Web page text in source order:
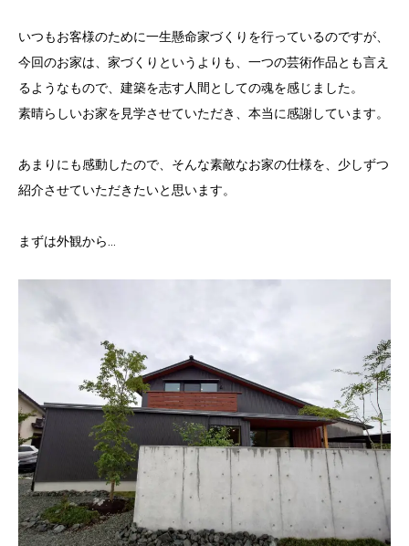
いつもお客様のために一生懸命家づくりを行っているのですが、
今回のお家は、家づくりというよりも、一つの芸術作品とも言え
るようなもので、建築を志す人間としての魂を感じました。
素晴らしいお家を見学させていただき、本当に感謝しています。
あまりにも感動したので、そんな素敵なお家の仕様を、少しずつ
紹介させていただきたいと思います。
まずは外観から…